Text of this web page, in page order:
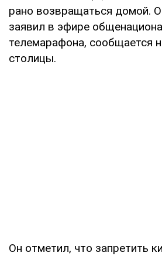
рано возвращаться домой.
заявил в эфире
телемарафона, сообщается
столицы.
Он отметил, что запретить